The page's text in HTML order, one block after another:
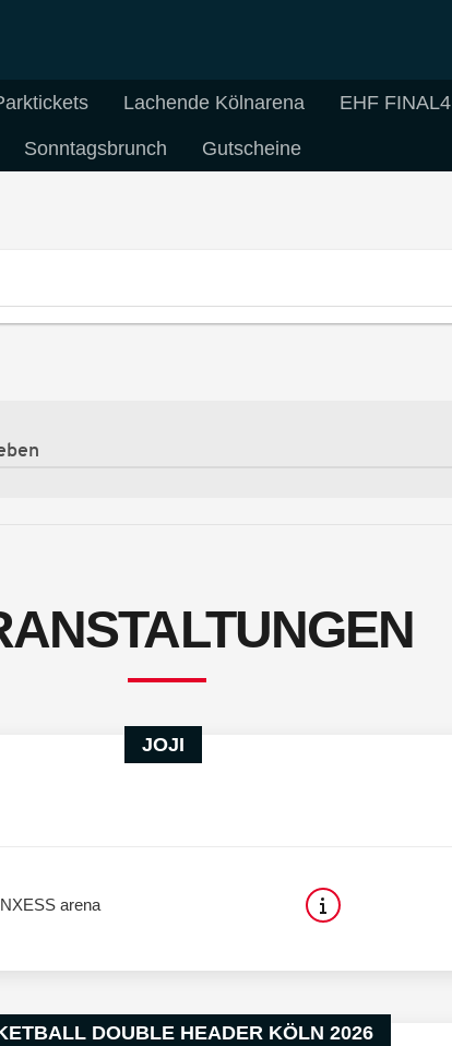
Lachende Kölnarena EHF FINAL4
Sonntagsbrunch Gutscheine
JOJI
arena
DOUBLE HEADER KÖLN 2026